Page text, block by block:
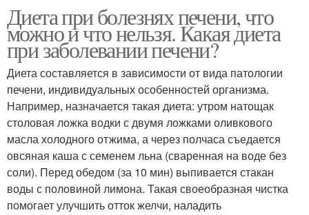
Диета при болезнях печени, что
можно и что нельзя. Какая диета
при заболевании печени?
Диета составляется в зависимости от вида патологии
печени, индивидуальных особенностей организма.
Например, назначается такая диета: утром натощак
столовая ложка водки с двумя ложками оливкового
масла холодного отжима, а через полчаса съедается
овсяная каша с семенем льна (сваренная на воде без
соли). Перед обедом (за 10 мин) выпивается стакан
воды с половиной лимона. Такая своеобразная чистка
помогает улучшить отток желчи, наладить